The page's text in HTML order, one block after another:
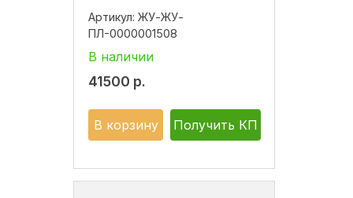
Артикул: ЖУ-ЖУ-
ПЛ-0000001508
В наличии
41500 р.
В корзину Получить КП